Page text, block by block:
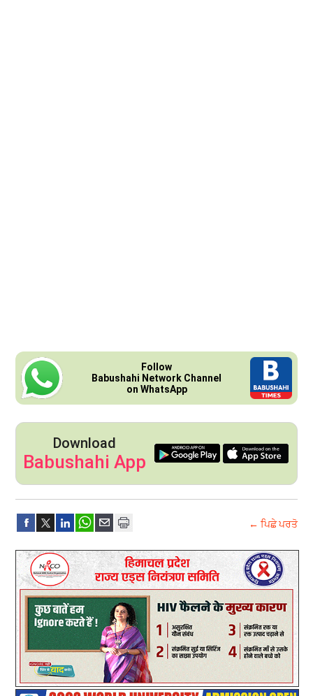
Follow
Babushahi Network Channel
on WhatsApp
Download
Babushahi App
← ਪਿਛੇ ਪਰਤੋ